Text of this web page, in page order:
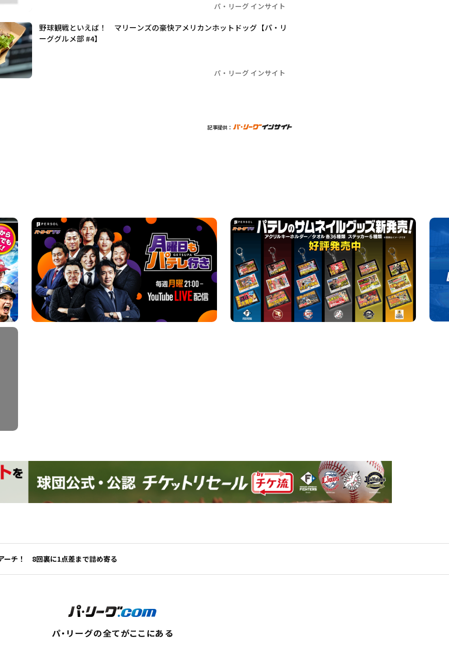
パ・リーグ インサイト
野球観戦といえば！ マリーンズの豪快アメリカンホットドッグ【パ・リ
ーググルメ部 #4】
パ・リーグ インサイト
記事提供：
ーチ！ 8回裏に1点差まで詰め寄る